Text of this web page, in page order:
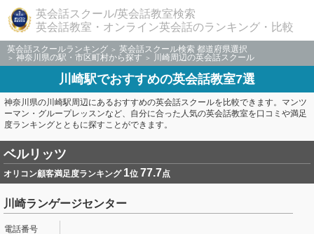
英会話スクール/英会話教室検索
英会話教室・オンライン英会話のランキング・比較
英会話スクールランキング
英会話スクール検索 都道府県選択
神奈川県の駅・市区町村から探す
川崎周辺の英会話スクール
川崎駅でおすすめの英会話教室7選
神奈川県の川崎駅周辺にあるおすすめの英会話スクールを比較できます。マンツ
ーマン・グループレッスンなど、自分に合った人気の英会話教室を口コミや満足
度ランキングとともに探すことができます。
ベルリッツ
オリコン顧客満足度ランキング 1位 77.7点
川崎ランゲージセンター